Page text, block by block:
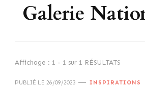
Galerie
Affichage : 1 - 1 sur 1 RÉSULTATS
PUBLIÉ LE 26/09/2023 INSPIRATIONS